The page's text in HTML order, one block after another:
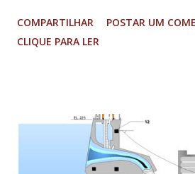
Comunicações, Hélio Costa (PMDB),
32% e 37%. O ex-prefeito de BH,
governador Antonio Anastasia
e terceiro lugar nas listas. Vai de
enfrentam dificuldade semelhante à
COMPARTILHAR
POSTAR UM
CLIQUE PARA LER